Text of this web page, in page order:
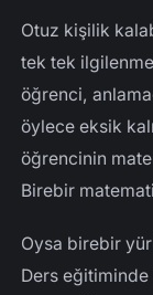
Otuz kişilik
tek tek
öğrenci,
öylece eksik
öğrencinin
Birebir
Oysa birebir
Ders